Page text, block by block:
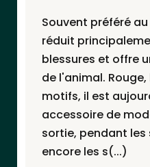
Souvent préféré
réduit
blessures et offre
de l'animal.
motifs, il est
accessoire de
sortie, pendant
encore les s(...)